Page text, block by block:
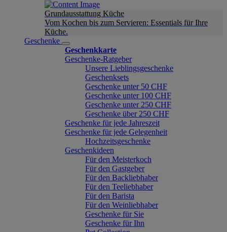
Grundausstattung Küche
Vom Kochen bis zum Servieren: Essentials für Ihre
Küche.
Geschenke
Geschenkkarte
Geschenke-Ratgeber
Unsere Lieblingsgeschenke
Geschenksets
Geschenke unter 50 CHF
Geschenke unter 100 CHF
Geschenke unter 250 CHF
Geschenke über 250 CHF
Geschenke für jede Jahreszeit
Geschenke für jede Gelegenheit
Hochzeitsgeschenke
Geschenkideen
Für den Meisterkoch
Für den Gastgeber
Für den Backliebhaber
Für den Teeliebhaber
Für den Barista
Für den Weinliebhaber
Geschenke für Sie
Geschenke für Ihn